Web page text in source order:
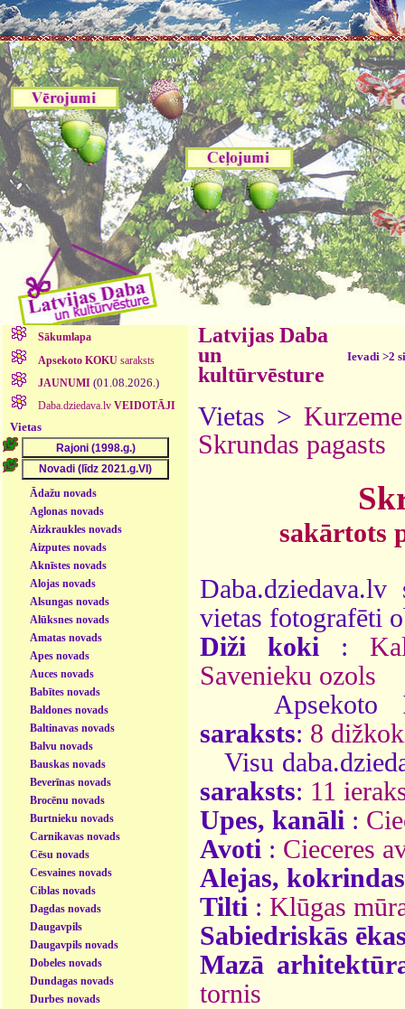
Sākumlapa
Apsekoto KOKUsaraksts
JAUNUMI (01.08.2026.)
Daba.dziedava.lv VEIDOTĀJI
Vietas
Ādažu novads
Aglonas novads
Aizkraukles novads
Aizputes novads
Aknīstes novads
Alojas novads
Alsungas novads
Alūksnes novads
Amatas novads
Apes novads
Auces novads
Babītes novads
Baldones novads
Baltinavas novads
Balvu novads
Bauskas novads
Beverīnas novads
Brocēnu novads
Burtnieku novads
Carnikavas novads
Cēsu novads
Cesvaines novads
Ciblas novads
Dagdas novads
Daugavpils
Daugavpils novads
Dobeles novads
Dundagas novads
Durbes novads
Latvijas Daba
un
kultūrvēsture
Ievadi >2
Vietas >Kurzeme
Skrundas pagasts
sakārtots
vietas fotografēti
Diži koki :
Savenieku ozols
Apsekoto
saraksts: 8
Visu
saraksts: 11
Upes, kanāli :
Avoti : Cieceres
Alejas, kokrindas
Tilti : Klūgas
Sabiedriskās
Mazā
tornis